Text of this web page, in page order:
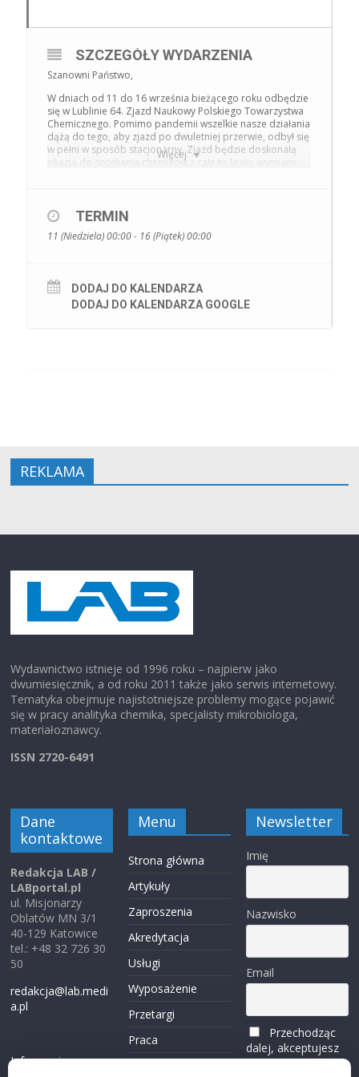
Więcej
SZCZEGÓŁY WYDARZENIA
Szanowni Państwo,
W dniach od 11 do 16 września bieżącego roku odbędzie
się w Lublinie 64. Zjazd Naukowy Polskiego Towarzystwa
Chemicznego. Pomimo pandemii wszelkie nasze działania
dążą do tego, aby zjazd po dwuletniej przerwie, odbył się
w pełni w sposób stacjonarny. Zjazd będzie doskonałą
okazją do spotkania chemików z całego kraju, wymiany
w ostatnich czasach. Obrady odbywać się będą w 17
Sesjach naukowych oraz Forum Młodych z bardzo
interesującym programem.
znakomitej polskiej noblistki Marii Skłodowskiej-Curie.
Bardzo zależy nam na tym, aby tegoroczny Zjazd stał się
Strona internetowa:
TERMIN
11 (Niedziela) 00:00 - 16 (Piątek) 00:00
DODAJ DO KALENDARZA
DODAJ DO KALENDARZA GOOGLE
REKLAMA
Wydawnictwo istnieje od 1996 roku – najpierw jako
dwumiesięcznik, a od roku 2011 także jako serwis internetowy.
Tematyka obejmuje najistotniejsze problemy mogące pojawić
się w pracy analityka chemika, specjalisty mikrobiologa,
materiałoznawcy.
ISSN 2720-6491
Dane
kontaktowe
Redakcja LAB /
LABportal.pl
ul. Misjonarzy
Oblatów MN 3/1
40-129 Katowice
tel.: +48 32 726 30
50
redakcja@lab.medi
a.pl
Informacje o
Menu
Strona główna
Artykuły
Zaproszenia
Akredytacja
Usługi
Wyposażenie
Przetargi
Praca
Newsletter
Imię
Nazwisko
Email
Przechodząc
dalej, akceptujesz
politykę